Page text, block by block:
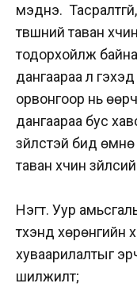
мэднэ.
түвшний таван
тодорхойлж
дангаараа л
орвонгоор нь
дангаараа бус
зүйлстэй бид өмнө
таван хүчин
Нэгт. Уур
түүхэнд
хуваарилалтыг
шилжилт;